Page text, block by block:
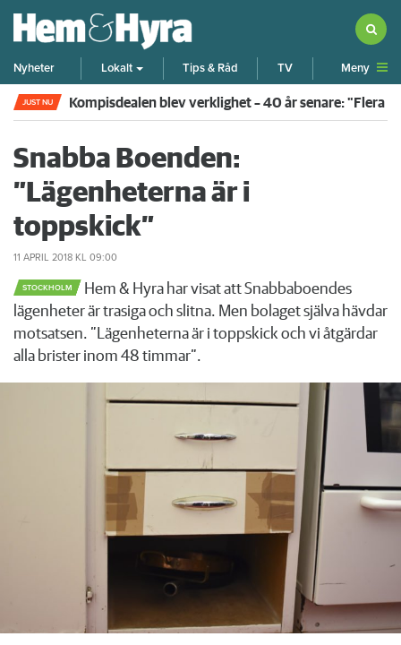
Nyheter Lokalt Tips & Råd TV Meny
JUST NU Kompisdealen blev verklighet – 40 år senare: "Flera
Snabba Boenden:
”Lägenheterna är i
toppskick”
11 APRIL 2018 KL 09:00
STOCKHOLM
Hem & Hyra har visat att Snabbaboendes
lägenheter är trasiga och slitna. Men bolaget själva hävdar
motsatsen. ”Lägenheterna är i toppskick och vi åtgärdar
alla brister inom 48 timmar”.